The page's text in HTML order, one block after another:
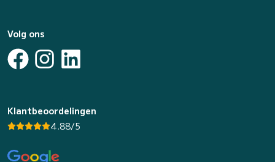
Volg ons
Klantbeoordelingen
4.88/5